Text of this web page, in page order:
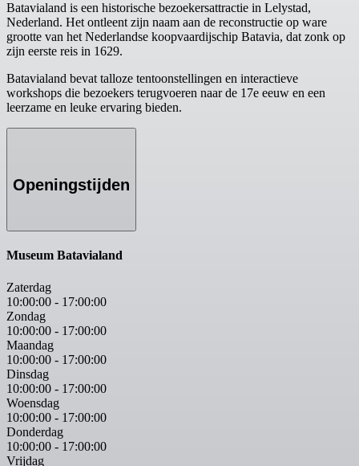
Batavialand is een historische bezoekersattractie in Lelystad,
Nederland. Het ontleent zijn naam aan de reconstructie op ware
grootte van het Nederlandse koopvaardijschip Batavia, dat zonk op
zijn eerste reis in 1629.
Batavialand bevat talloze tentoonstellingen en interactieve
workshops die bezoekers terugvoeren naar de 17e eeuw en een
leerzame en leuke ervaring bieden.
Openingstijden
Museum Batavialand
Zaterdag
10:00:00 - 17:00:00
Zondag
10:00:00 - 17:00:00
Maandag
10:00:00 - 17:00:00
Dinsdag
10:00:00 - 17:00:00
Woensdag
10:00:00 - 17:00:00
Donderdag
10:00:00 - 17:00:00
Vrijdag